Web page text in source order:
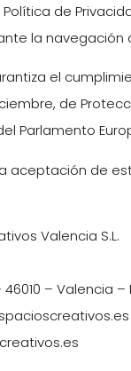
Política de
la
el
de
Parlamento
aceptación de
Valencia S.L.
46010 – Valencia –